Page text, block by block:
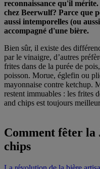
reconnaissance qu'il
chez Beerwulf? Parce que
aussi intemporelles (ou
accompagné d'une bière.
Bien sûr, il existe des
par le vinaigre, d’autres
frites dans de la purée de
poisson. Morue, églefin ou
mayonnaise contre ketchup.
restent immuables : les frites
and chips est toujours
Comment fêter la
chips